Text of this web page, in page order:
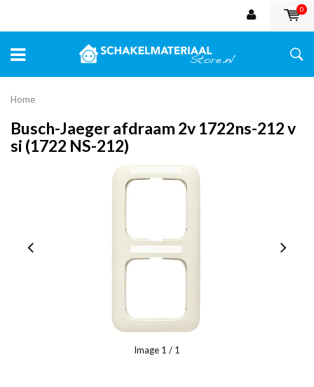
0
Home
Busch-Jaeger afdraam 2v 1722ns-212 v
si (1722 NS-212)
Image 1 / 1